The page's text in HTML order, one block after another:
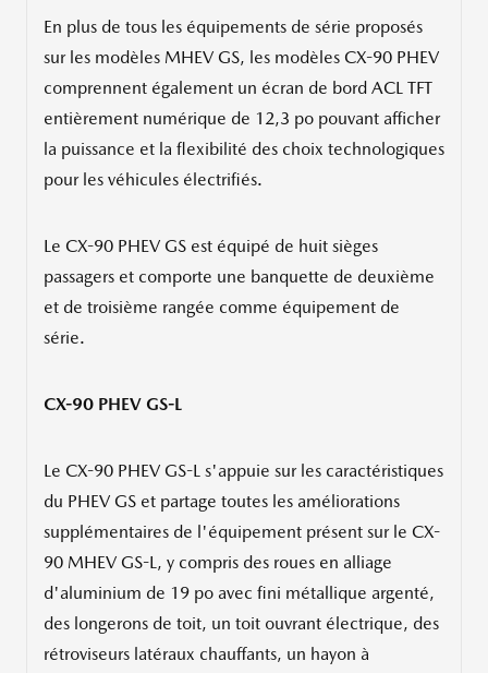
En plus de tous les équipements de série proposés
sur les modèles MHEV GS, les modèles CX-90 PHEV
comprennent également un écran de bord ACL TFT
entièrement numérique de 12,3 po pouvant afficher
la puissance et la flexibilité des choix technologiques
pour les véhicules électrifiés.
Le CX-90 PHEV GS est équipé de huit sièges
passagers et comporte une banquette de deuxième
et de troisième rangée comme équipement de
série.
CX-90 PHEV GS-L
Le CX-90 PHEV GS-L s'appuie sur les caractéristiques
du PHEV GS et partage toutes les améliorations
supplémentaires de l'équipement présent sur le CX-
90 MHEV GS-L, y compris des roues en alliage
d'aluminium de 19 po avec fini métallique argenté,
des longerons de toit, un toit ouvrant électrique, des
rétroviseurs latéraux chauffants, un hayon à